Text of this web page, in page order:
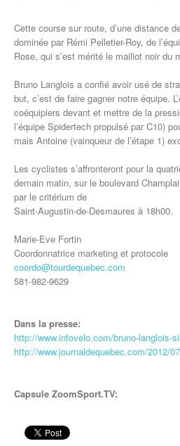
Cette course sur route, d’une distance
dominée par Rémi Pelletier-Roy, de
Rose, qui s’est mérité le maillot noir du
Bruno Langlois a confié avoir usé de
but, c’est de faire gagner notre équipe.
coéquipiers devant et mettre de la
l’équipe Spidertech propulsé par C10)
mais Antoine (vainqueur de l’étape 1)
Les cyclistes s’affronteront pour la
demain matin, sur le boulevard
par le critérium de
Saint-Augustin-de-Desmaures à 18h00.
Marie-Eve Fortin
Coordonnatrice marketing et protocole
coordo@tourdequebec.com
581-982-9629
Dans la presse:
http://www.infovelo.com/bruno-langlois-
http://www.journaldequebec.com/2012/
Capsule ZoomSport.TV: